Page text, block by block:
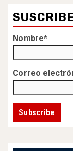
Nombre*
Correo